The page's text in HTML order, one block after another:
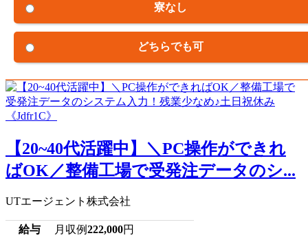
寮なし
どちらでも可
【20~40代活躍中】＼PC操作ができれ
ばOK／整備工場で受発注データのシ...
UTエージェント株式会社
給与 月収例222,000円